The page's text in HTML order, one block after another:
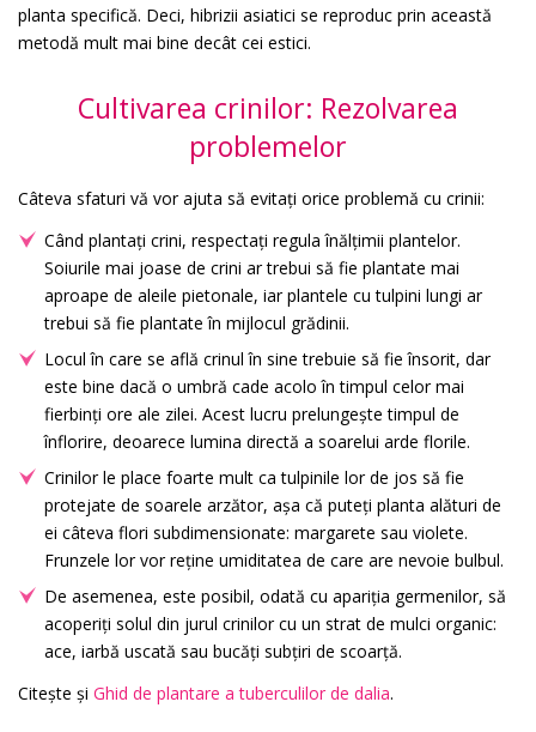
planta specifică. Deci, hibrizii asiatici se reproduc prin această
metodă mult mai bine decât cei estici.
Cultivarea crinilor: Rezolvarea
problemelor
Câteva sfaturi vă vor ajuta să evitați orice problemă cu crinii:
Când plantați crini, respectați regula înălțimii plantelor.
Soiurile mai joase de crini ar trebui să fie plantate mai
aproape de aleile pietonale, iar plantele cu tulpini lungi ar
trebui să fie plantate în mijlocul grădinii.
Locul în care se află crinul în sine trebuie să fie însorit, dar
este bine dacă o umbră cade acolo în timpul celor mai
fierbinți ore ale zilei. Acest lucru prelungește timpul de
înflorire, deoarece lumina directă a soarelui arde florile.
Crinilor le place foarte mult ca tulpinile lor de jos să fie
protejate de soarele arzător, așa că puteți planta alături de
ei câteva flori subdimensionate: margarete sau violete.
Frunzele lor vor reține umiditatea de care are nevoie bulbul.
De asemenea, este posibil, odată cu apariția germenilor, să
acoperiți solul din jurul crinilor cu un strat de mulci organic:
ace, iarbă uscată sau bucăți subțiri de scoarță.
Citește și Ghid de plantare a tuberculilor de dalia.